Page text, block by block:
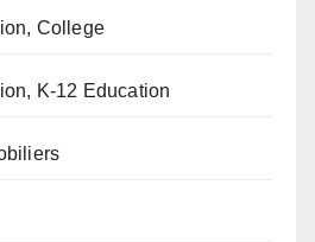
College
K-12 Education